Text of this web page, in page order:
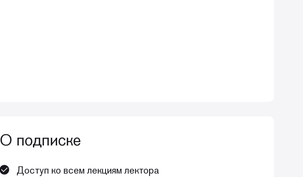
О подписке
Доступ ко всем лекциям лектора